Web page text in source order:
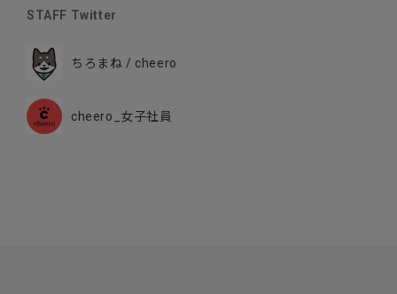
STAFF Twitter
ちろまね / cheero
cheero_女子社員